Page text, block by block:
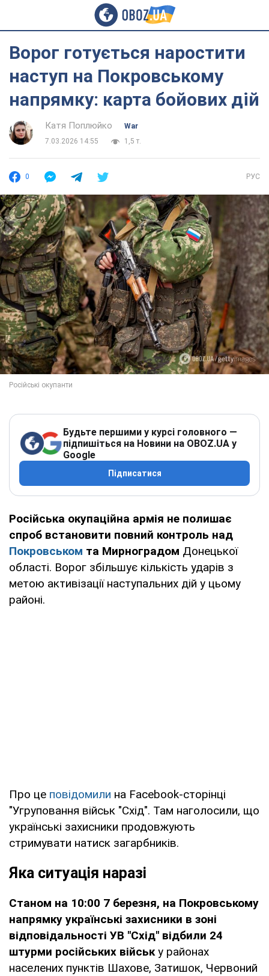
Ворог готується наростити
наступ на Покровському
напрямку: карта бойових дій
Катя Поплюйко
War
7.03.2026 14:55
1,5 т.
0 РУС
Будьте першими у курсі головного —
підпишіться на Новини на OBOZ.UA у
Google
Підписатися
Російська окупаційна армія не полишає
спроб встановити повний контроль над
Покровськом та Мирноградом Донецької
області. Ворог збільшує кількість ударів з
метою активізації наступальних дій у цьому
районі.
Про це повідомили на Facebook-сторінці
"Угруповання військ "Схід". Там наголосили, що
українські захисники продовжують
стримувати натиск загарбників.
Яка ситуація наразі
Станом на 10:00 7 березня, на Покровському
напрямку українські захисники в зоні
відповідальності УВ "Схід" відбили 24
штурми російських війську районах
населених пунктів Шахове, Затишок, Червоний